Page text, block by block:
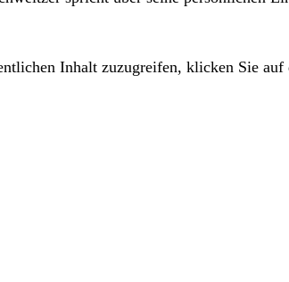
Inhalt zuzugreifen, klicken Sie